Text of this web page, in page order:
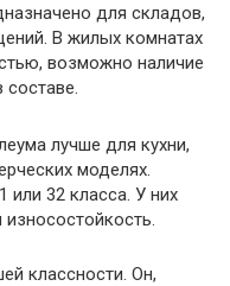
для складов,
В жилых комнатах
возможно наличие
лучше для кухни,
моделях.
32 класса. У них
классности. Он,